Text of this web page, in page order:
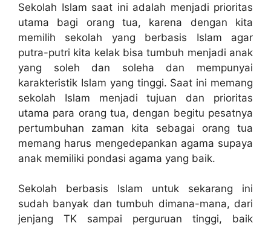
Sekolah Islam saat ini adalah menjadi prioritas
utama bagi orang tua, karena dengan kita
memilih sekolah yang berbasis Islam agar
putra-putri kita kelak bisa tumbuh menjadi anak
yang soleh dan soleha dan mempunyai
karakteristik Islam yang tinggi. Saat ini memang
sekolah Islam menjadi tujuan dan prioritas
utama para orang tua, dengan begitu pesatnya
pertumbuhan zaman kita sebagai orang tua
memang harus mengedepankan agama supaya
anak memiliki pondasi agama yang baik.
Sekolah berbasis Islam untuk sekarang ini
sudah banyak dan tumbuh dimana-mana, dari
jenjang TK sampai perguruan tinggi, baik